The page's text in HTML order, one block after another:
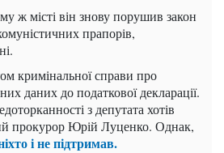
ж місті він знову порушив закон
прапорів,
кримінальної справи про
даних до податкової декларації.
з депутата хотів
прокурор Юрій Луценко. Однак,
і не підтримав.